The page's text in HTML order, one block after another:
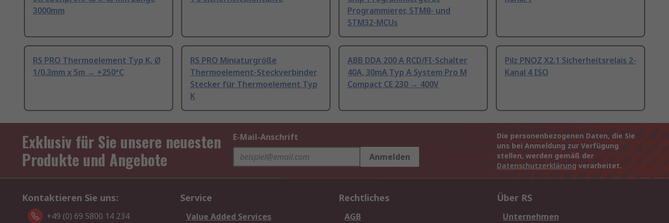
3000mm
Programmierer, STM8- und
STM32-MCUs
RS PRO Thermoelement Typ K, Ø
1/0.3mm x 5m → +250°C
RS PRO Miniaturgröße
Thermoelement-Steckverbinder
Stecker für Thermoelement Typ
K
ABB DDA 200 A RCD/FI-Schalter
40A, 30mA Typ A System Pro M
Compact CE 230 → 400V
Pilz PNOZ X2.1 Sicherheitsrelais 2-
Kanal 4 ISO
Exklusiv für Sie unsere neuesten
Produkte und Angebote
E-Mail-Anschrift
Anmelden
Die personenbezogenen Daten, die Sie
uns bei Anmeldung zur Verfügung
stellen, werden gemäß der
Datenschutzerklärung verarbeitet.
Kontaktieren Sie uns:
+49 (0) 69 5800 14 234
Service
Value Added Services
Rechtliches
AGB
Über RS
Unternehmen